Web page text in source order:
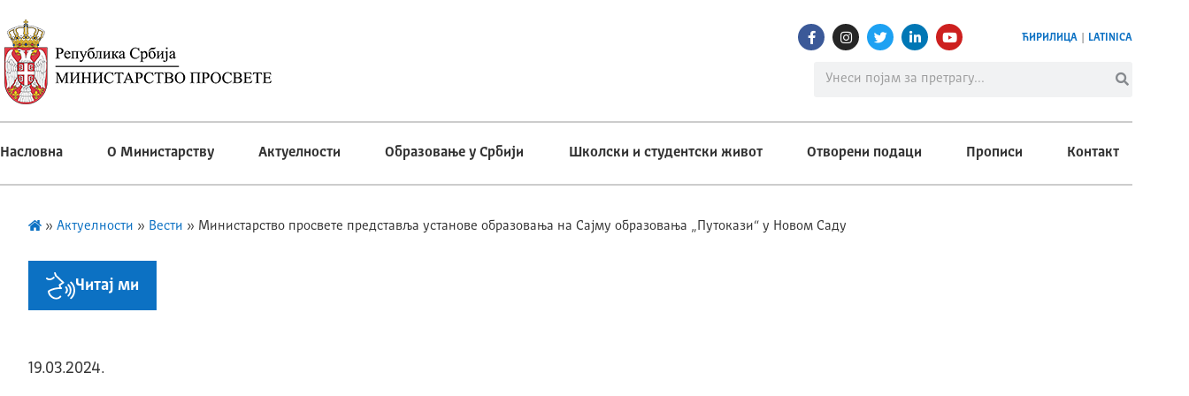
ЋИРИЛИЦА LATINICA
Насловна О Министарству Актуелности Образовање у Србији Школски и студентски живот Отворени подаци Прописи Контакт
» Актуелности » Вести » Министарство просвете представља установе образовања на Сајму образовања „Путокази“ у Новом Саду
Читај ми
19.03.2024.